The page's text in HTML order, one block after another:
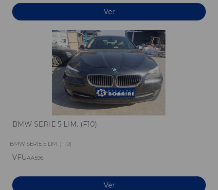
Ver
BMW SERIE 5 LIM. (F10)
BMW SERIE 5 LIM. (F10)
VFUAA596
Ver